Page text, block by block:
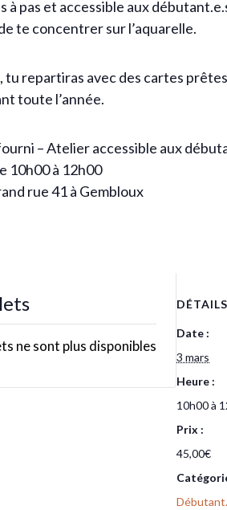
à pas et accessible aux
te concentrer sur l’aquarelle.
tu repartiras avec des cartes
toute l’année.
– Atelier accessible aux
10h00 à 12h00
rue 41 à Gembloux
DÉTAILS
Date :
3 mars
Heure :
10h00 à
Prix :
45,00€
ne sont plus disponibles